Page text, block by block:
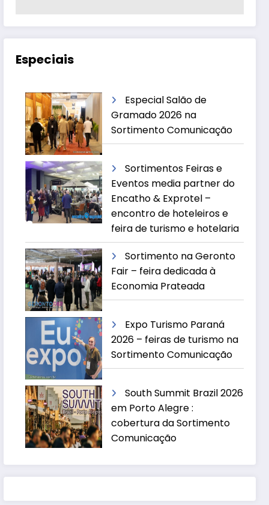
Especiais
Especial Salão de
Gramado 2026 na
Sortimento Comunicação
Sortimentos Feiras e
Eventos media partner do
Encatho & Exprotel –
encontro de hoteleiros e
feira de turismo e hotelaria
Sortimento na Geronto
Fair – feira dedicada à
Economia Prateada
Expo Turismo Paraná
2026 – feiras de turismo na
Sortimento Comunicação
South Summit Brazil 2026
em Porto Alegre :
cobertura da Sortimento
Comunicação